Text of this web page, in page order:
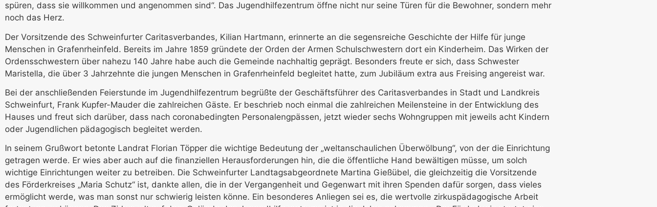
spüren, dass sie willkommen und angenommen sind“. Das Jugendhilfezentrum öffne nicht nur seine Türen für die Bewohner, sondern mehr
noch das Herz.
Der Vorsitzende des Schweinfurter Caritasverbandes, Kilian Hartmann, erinnerte an die segensreiche Geschichte der Hilfe für junge
Menschen in Grafenrheinfeld. Bereits im Jahre 1859 gründete der Orden der Armen Schulschwestern dort ein Kinderheim. Das Wirken der
Ordensschwestern über nahezu 140 Jahre habe auch die Gemeinde nachhaltig geprägt. Besonders freute er sich, dass Schwester
Maristella, die über 3 Jahrzehnte die jungen Menschen in Grafenrheinfeld begleitet hatte, zum Jubiläum extra aus Freising angereist war.
Bei der anschließenden Feierstunde im Jugendhilfezentrum begrüßte der Geschäftsführer des Caritasverbandes in Stadt und Landkreis
Schweinfurt, Frank Kupfer-Mauder die zahlreichen Gäste. Er beschrieb noch einmal die zahlreichen Meilensteine in der Entwicklung des
Hauses und freut sich darüber, dass nach coronabedingten Personalengpässen, jetzt wieder sechs Wohngruppen mit jeweils acht Kindern
oder Jugendlichen pädagogisch begleitet werden.
In seinem Grußwort betonte Landrat Florian Töpper die wichtige Bedeutung der „weltanschaulichen Überwölbung“, von der die Einrichtung
getragen werde. Er wies aber auch auf die finanziellen Herausforderungen hin, die die öffentliche Hand bewältigen müsse, um solch
wichtige Einrichtungen weiter zu betreiben. Die Schweinfurter Landtagsabgeordnete Martina Gießübel, die gleichzeitig die Vorsitzende
des Förderkreises „Maria Schutz“ ist, dankte allen, die in der Vergangenheit und Gegenwart mit ihren Spenden dafür sorgen, dass vieles
ermöglicht werde, was man sonst nur schwierig leisten könne. Ein besonderes Anliegen sei es, die wertvolle zirkuspädagogische Arbeit